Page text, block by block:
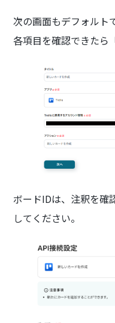
次の画面もデフォルト
各項目を確認できたら
ボードIDは、注釈を確
してください。